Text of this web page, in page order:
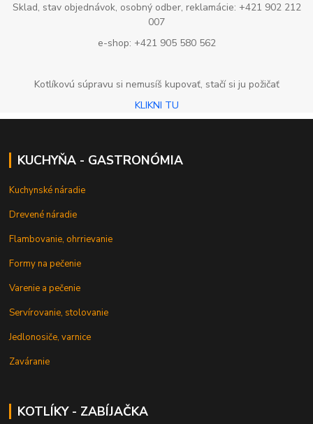
Sklad, stav objednávok, osobný odber, reklamácie: +421 902 212
007
e-shop: +421 905 580 562
Kotlíkovú súpravu si nemusíš kupovať, stačí si ju požičať
KLIKNI TU
KUCHYŇA - GASTRONÓMIA
Kuchynské náradie
Drevené náradie
Flambovanie, ohrrievanie
Formy na pečenie
Varenie a pečenie
Servírovanie, stolovanie
Jedlonosiče, varnice
Zaváranie
KOTLÍKY - ZABÍJAČKA